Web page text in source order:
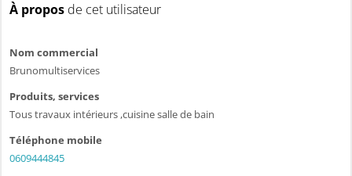
À propos de cet utilisateur
Nom commercial
Brunomultiservices
Produits, services
Tous travaux intérieurs ,cuisine salle de bain
Téléphone mobile
0609444845